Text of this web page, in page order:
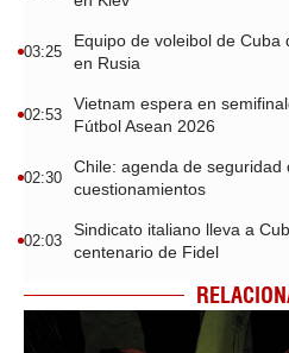
03:25
Equipo de voleibol de
en Rusia
02:53
Vietnam espera en
Fútbol Asean 2026
02:30
Chile: agenda de
cuestionamientos
02:03
Sindicato italiano lleva a
centenario de Fidel